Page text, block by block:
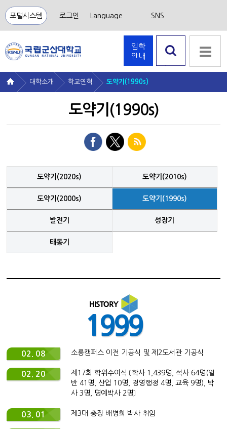
포털시스템 로그인 Language SNS
입학
안내
대학소개 학교연혁 도약기(1990s)
도약기(1990s)
도약기(2020s) 도약기(2010s)
도약기(2000s) 도약기(1990s)
발전기 성장기
태동기
1999
02. 08 소룡캠퍼스 이전 기공식 및 제2도서관 기공식
02. 20
제17회 학위수여식 〔학사 1,439명, 석사 64명(일
반 41명, 산업 10명, 경영행정 4명, 교육 9명), 박
사 3명, 명예박사 2명〕
03. 01 제3대 총장 배병희 박사 취임